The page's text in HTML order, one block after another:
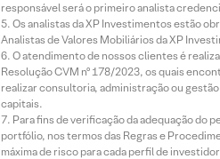
responsável será o primeiro analista
Os analistas da XP Investimentos estão
Analistas de Valores Mobiliários da XP
O atendimento de nossos clientes é
Resolução CVM nº 178/2023, os quais
realizar consultoria, administração ou
capitais.
Para fins de verificação da adequação do
portfólio, nos termos das Regras e
máxima de risco para cada perfil de